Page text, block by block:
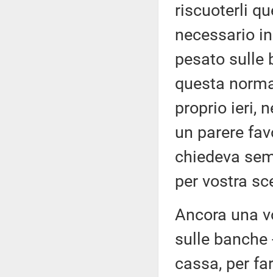
riscuoterli
necessario
pesato sulle
questa
proprio ieri,
un parere
chiedeva
per vostra
Ancora una
sulle
cassa, per